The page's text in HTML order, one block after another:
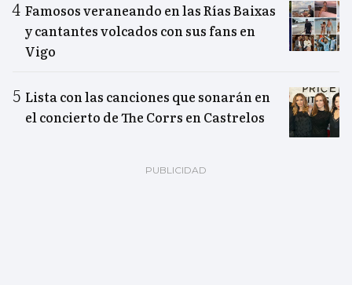
Famosos veraneando en las Rías Baixas
y cantantes volcados con sus fans en
Vigo
Lista con las canciones que sonarán en
el concierto de The Corrs en Castrelos